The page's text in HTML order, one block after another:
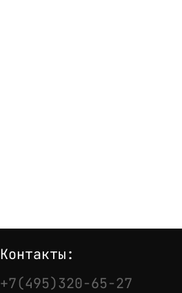
Контакты:
+7(495)320-65-27